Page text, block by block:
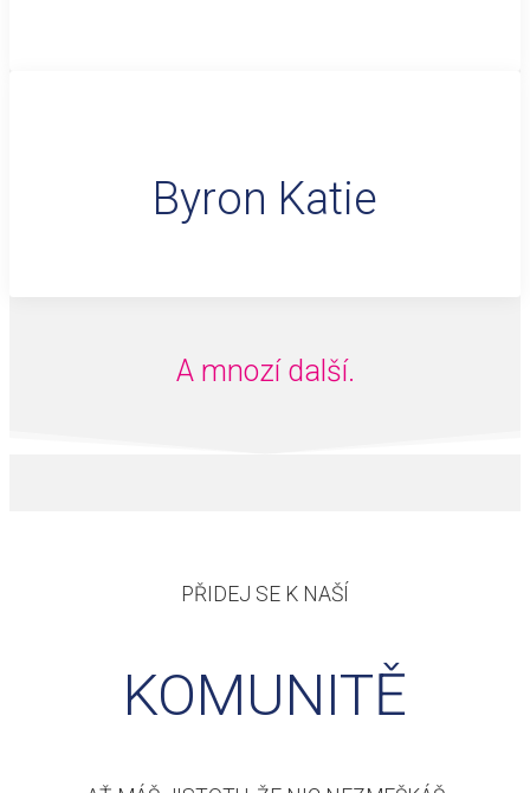
Byron Katie
A mnozí další.
PŘIDEJ SE K NAŠÍ
KOMUNITĚ